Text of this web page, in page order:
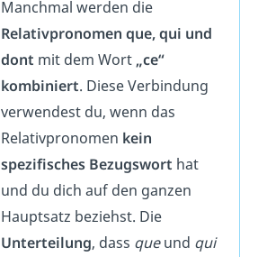
Manchmal werden die
Relativpronomen que, qui und
dont mit dem Wort „ce“
kombiniert. Diese Verbindung
verwendest du, wenn das
Relativpronomen kein
spezifisches Bezugswort hat
und du dich auf den ganzen
Hauptsatz beziehst. Die
Unterteilung, dass queund qui